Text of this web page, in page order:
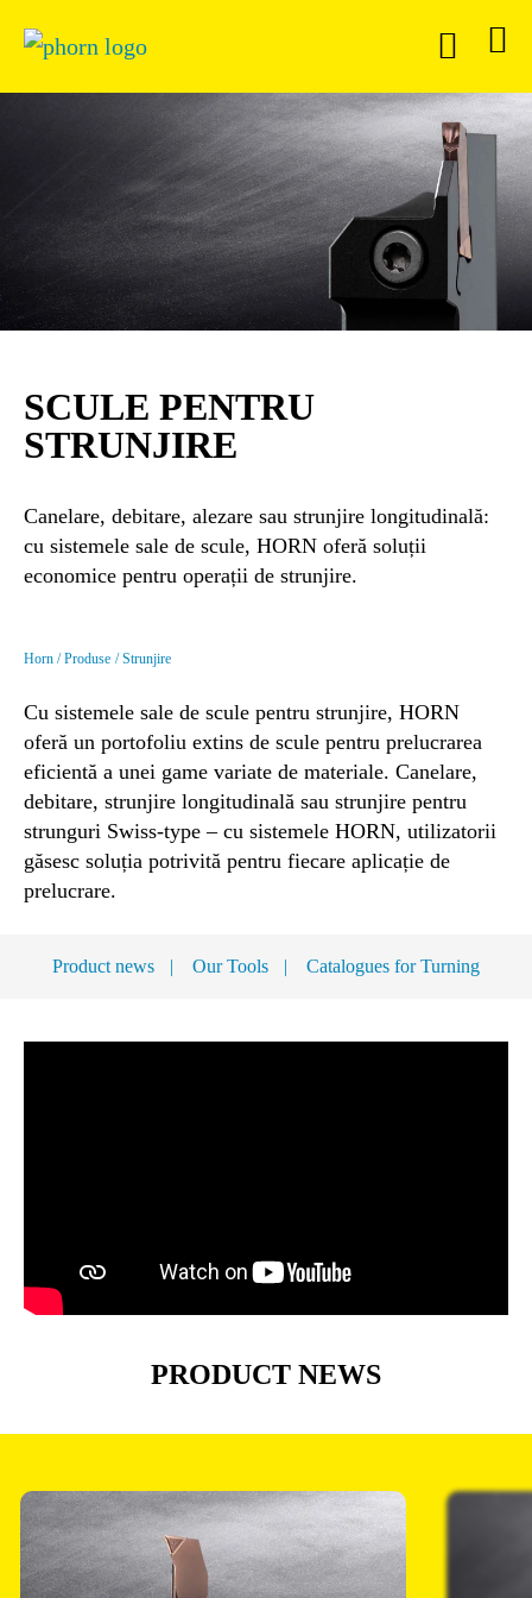
SCULE PENTRU
STRUNJIRE
Canelare, debitare, alezare sau strunjire longitudinală:
cu sistemele sale de scule, HORN oferă soluții
economice pentru operații de strunjire.
Horn Produse Strunjire
Cu sistemele sale de scule pentru strunjire, HORN
oferă un portofoliu extins de scule pentru prelucrarea
eficientă a unei game variate de materiale. Canelare,
debitare, strunjire longitudinală sau strunjire pentru
strunguri Swiss-type – cu sistemele HORN, utilizatorii
găsesc soluția potrivită pentru fiecare aplicație de
prelucrare.
Product news Our Tools Catalogues for Turning
PRODUCT NEWS